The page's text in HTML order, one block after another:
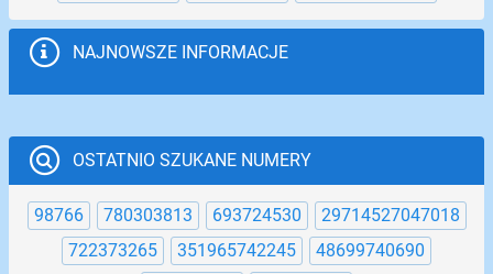
NAJNOWSZE INFORMACJE
OSTATNIO SZUKANE NUMERY
98766 780303813 693724530
29714527047018
722373265
351965742245
48699740690